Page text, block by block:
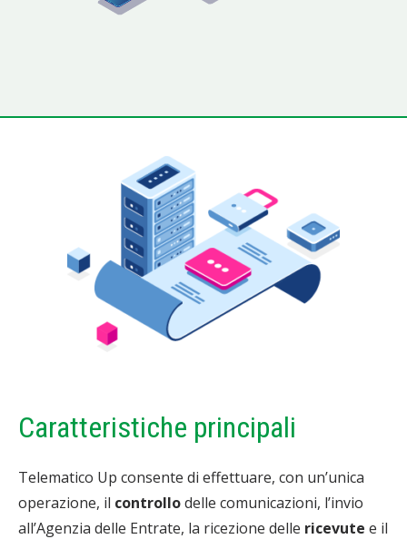
Caratteristiche principali
Telematico Up consente di effettuare, con un’unica
operazione, il controllodelle comunicazioni, l’invio
all’Agenzia delle Entrate, la ricezione delle ricevute e il